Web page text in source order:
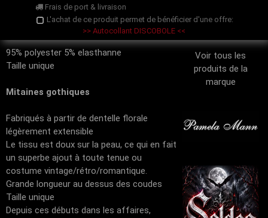
Frais de port & livraison
L'achat de ce produit permet de bénéficier d'une offre:
>> Autocollant DISCOBOLE <<
Voir tous les
produits de la
marque
95% polyester 5% elasthanne
Taille unique
Mitaines gothiques
Fabriqués à partir de dentelle florale
légèrement extensible
Le tissu est doux sur la peau, ce qui en fait
un superbe ajout à toute tenue ou
costume vintage/rétro/romantique.
Grande longueur au dessus des coudes
Taille unique
Depuis ces débuts dans les affaires,